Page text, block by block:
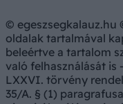
©
oldalak tartalmával
beleértve a tartalom
való felhasználását is
LXXVI. törvény
35/A. § (1)